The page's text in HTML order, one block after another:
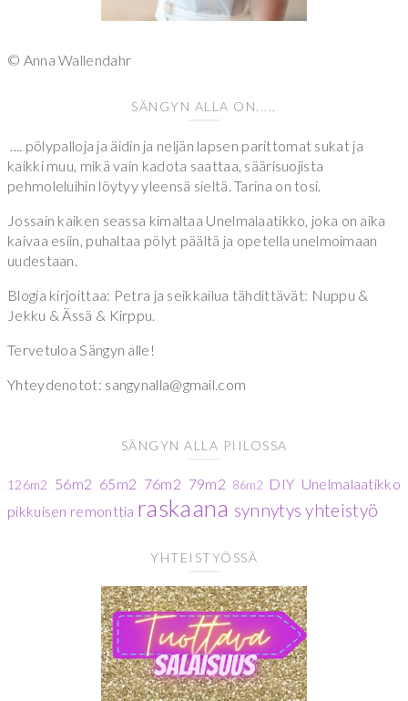
© Anna Wallendahr
SÄNGYN ALLA ON.....
.... pölypalloja ja äidin ja neljän lapsen parittomat sukat ja
kaikki muu, mikä vain kadota saattaa, säärisuojista
pehmoleluihin löytyy yleensä sieltä. Tarina on tosi.
Jossain kaiken seassa kimaltaa Unelmalaatikko, joka on aika
kaivaa esiin, puhaltaa pölyt päältä ja opetella unelmoimaan
uudestaan.
Blogia kirjoittaa: Petra ja seikkailua tähdittävät: Nuppu &
Jekku & Ässä & Kirppu.
Tervetuloa Sängyn alle!
Yhteydenotot: sangynalla@gmail.com
SÄNGYN ALLA PIILOSSA
126m2 56m2 65m2 76m2 79m2 86m2 DIY Unelmalaatikko
pikkuisen remonttia raskaana synnytys yhteistyö
YHTEISTYÖSSÄ